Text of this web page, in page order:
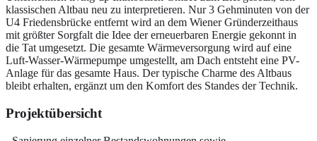
klassischen Altbau neu zu interpretieren. Nur 3 Gehminuten von der
U4 Friedensbrücke entfernt wird an dem Wiener Gründerzeithaus
mit größter Sorgfalt die Idee der erneuerbaren Energie gekonnt in
die Tat umgesetzt. Die gesamte Wärmeversorgung wird auf eine
Luft-Wasser-Wärmepumpe umgestellt, am Dach entsteht eine PV-
Anlage für das gesamte Haus. Der typische Charme des Altbaus
bleibt erhalten, ergänzt um den Komfort des Standes der Technik.
Projektübersicht